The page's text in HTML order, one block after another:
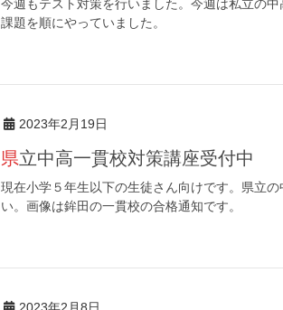
今週もテスト対策を行いました。今週は私立の
課題を順にやっていました。
2023年2月19日
県立中高一貫校対策講座受付中
現在小学５年生以下の生徒さん向けです。県立
い。画像は鉾田の一貫校の合格通知です。